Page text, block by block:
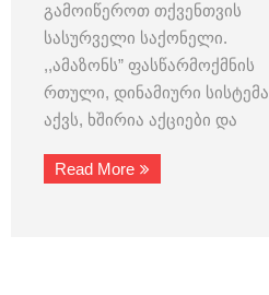
გამოიწეროთ თქვენთვის
სასურველი საქონელი.
,,ამაზონს” ფასწარმოქმნის
რთული, დინამიური სისტემა
აქვს, ხშირია აქციები და
Read More